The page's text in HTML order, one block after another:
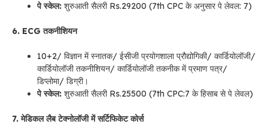
पे स्केल: शुरुआती सैलरी Rs.29200 (7th CPC के अनुसार पे लेवल: 7)
6. ECG तकनीशियन
10+2/ विज्ञान में स्नातक/ ईसीजी प्रयोगशाला प्रौद्योगिकी/ कार्डियोलॉजी/
कार्डियोलॉजी तकनीशियन/ कार्डियोलॉजी तकनीक में प्रमाण पत्र/
डिप्लोमा/ डिग्री।
पे स्केल: शुरुआती सैलरी Rs.25500 (7th CPC:7 के हिसाब से पे लेवल)
7. मेडिकल लैब टेक्नोलॉजी में सर्टिफिकेट कोर्स